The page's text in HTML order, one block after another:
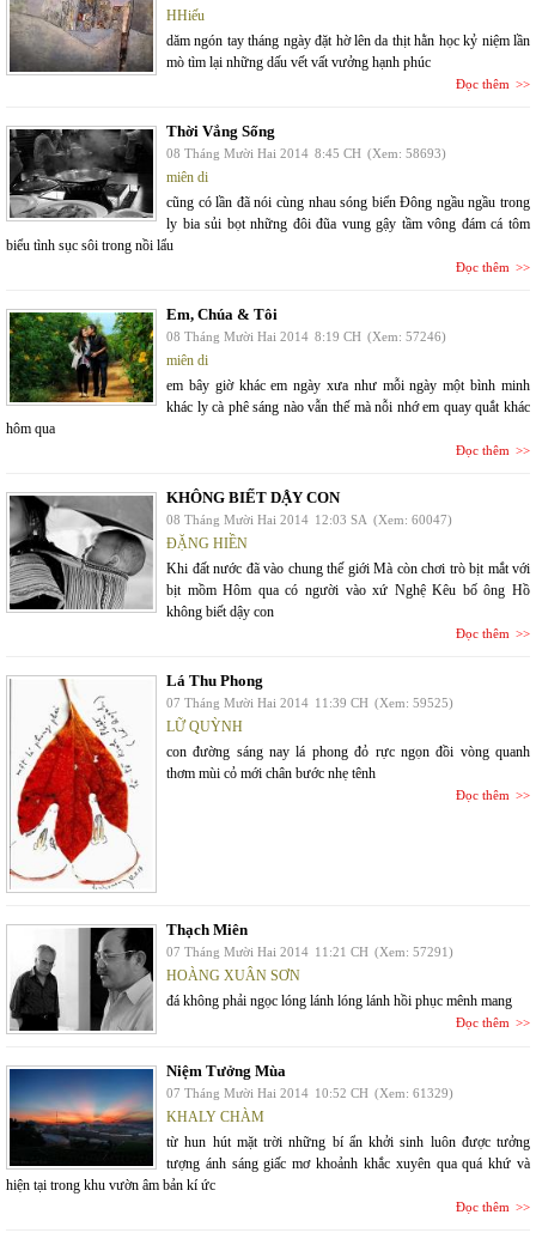
HHiếu
dăm ngón tay tháng ngày đặt hờ lên da thịt hằn học kỷ niệm lần
mò tìm lại những dấu vết vất vưởng hạnh phúc
Đọc thêm
Thời Vắng Sống
08 Tháng Mười Hai 2014 8:45 CH (Xem: 58693)
miên di
cũng có lần đã nói cùng nhau sóng biển Đông ngầu ngầu trong
ly bia sủi bọt những đôi đũa vung gậy tầm vông đám cá tôm
biểu tình sục sôi trong nồi lẩu
Đọc thêm
Em, Chúa & Tôi
08 Tháng Mười Hai 2014 8:19 CH (Xem: 57246)
miên di
em bây giờ khác em ngày xưa như mỗi ngày một bình minh
khác ly cà phê sáng nào vẫn thế mà nỗi nhớ em quay quắt khác
hôm qua
Đọc thêm
KHÔNG BIẾT DẬY CON
08 Tháng Mười Hai 2014 12:03 SA (Xem: 60047)
ĐẶNG HIỀN
Khi đất nước đã vào chung thế giới Mà còn chơi trò bịt mắt với
bịt mồm Hôm qua có người vào xứ Nghệ Kêu bố ông Hồ
không biết dậy con
Đọc thêm
Lá Thu Phong
07 Tháng Mười Hai 2014 11:39 CH (Xem: 59525)
LỮ QUỲNH
con đường sáng nay lá phong đỏ rực ngọn đồi vòng quanh
thơm mùi cỏ mới chân bước nhẹ tênh
Đọc thêm
Thạch Miên
07 Tháng Mười Hai 2014 11:21 CH (Xem: 57291)
HOÀNG XUÂN SƠN
đá không phải ngọc lóng lánh lóng lánh hồi phục mênh mang
Đọc thêm
Niệm Tưởng Mùa
07 Tháng Mười Hai 2014 10:52 CH (Xem: 61329)
KHALY CHÀM
từ hun hút mặt trời những bí ẩn khởi sinh luôn được tưởng
tượng ánh sáng giấc mơ khoảnh khắc xuyên qua quá khứ và
hiện tại trong khu vườn âm bản kí ức
Đọc thêm